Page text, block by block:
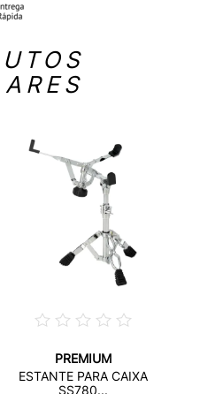
PREMIUM
ESTANTE PARA CAIXA
SS780...